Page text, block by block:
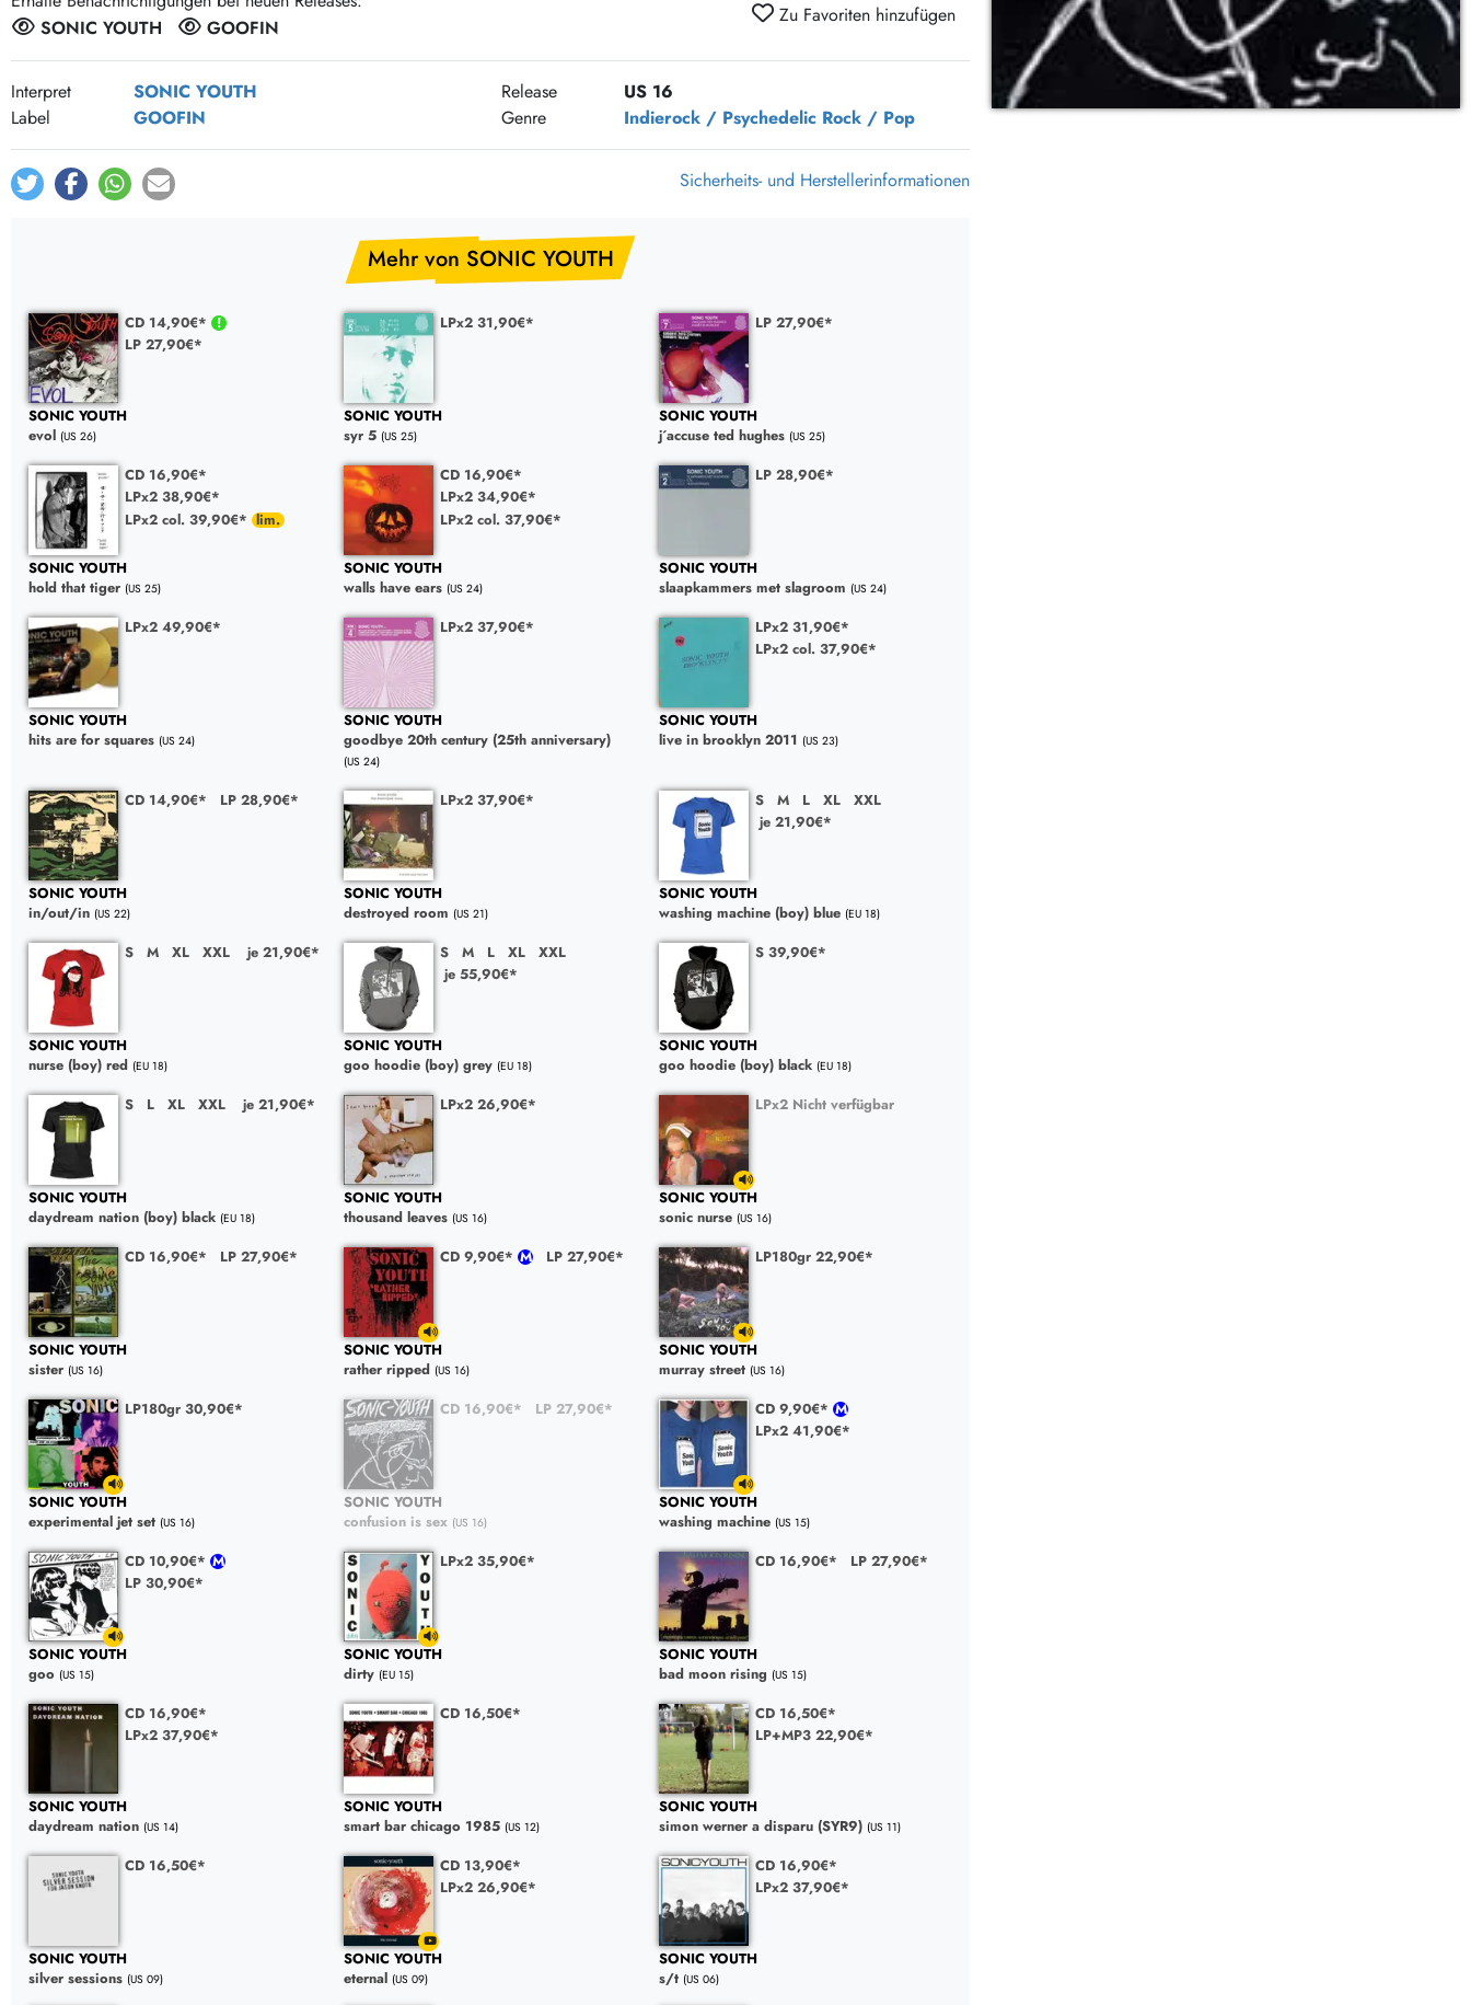
LP Hüllen, Zubehör
Post-Rock / Folk
Rock / Pop
375 Aktion Vinyl Q3 2026
RSD 2026
FLIGHT 13 REC. SALE
Epitaph Vinyl Günstiger
Unter Schafen-Vinyl günstig
SONIC YOUTH
GOOFIN
Zu Favoriten hinzufügen
Interpret SONIC YOUTH Release
US 16
Label
GOOFIN Genre Indierock / Psychedelic Rock / Pop
Sicherheits- und Herstellerinformationen
Mehr von SONIC YOUTH
CD 14,90€*
LP 27,90€*
SONIC YOUTH
evol (US 26)
LPx2 31,90€*
SONIC YOUTH
syr 5 (US 25)
LP 27,90€*
SONIC YOUTH
j´accuse ted hughes (US 25)
CD 16,90€*
LPx2 38,90€*
LPx2 col. 39,90€*
SONIC YOUTH
hold that tiger (US 25)
CD 16,90€*
LPx2 34,90€*
LPx2 col. 37,90€*
SONIC YOUTH
walls have ears (US 24)
LP 28,90€*
SONIC YOUTH
slaapkammers met slagroom (US 24)
LPx2 49,90€*
SONIC YOUTH
hits are for squares (US 24)
LPx2 37,90€*
SONIC YOUTH
goodbye 20th century (25th anniversary)
(US 24)
LPx2 31,90€*
LPx2 col. 37,90€*
SONIC YOUTH
live in brooklyn 2011 (US 23)
CD 14,90€* LP 28,90€*
SONIC YOUTH
in/out/in (US 22)
LPx2 37,90€*
SONIC YOUTH
destroyed room (US 21)
S M L XL
XXL
je 21,90€*
SONIC YOUTH
washing machine (boy) blue (EU 18)
S M XL XXL je 21,90€*
SONIC YOUTH
nurse (boy) red (EU 18)
S M L XL
XXL
je 55,90€*
SONIC YOUTH
goo hoodie (boy) grey (EU 18)
S 39,90€*
SONIC YOUTH
goo hoodie (boy) black (EU 18)
S L XL XXL je 21,90€*
SONIC YOUTH
daydream nation (boy) black (EU 18)
LPx2 26,90€*
SONIC YOUTH
thousand leaves (US 16)
LPx2 Nicht verfügbar
SONIC YOUTH
sonic nurse (US 16)
CD 16,90€* LP 27,90€*
SONIC YOUTH
sister (US 16)
CD 9,90€* LP 27,90€*
SONIC YOUTH
rather ripped (US 16)
LP180gr 22,90€*
SONIC YOUTH
murray street (US 16)
LP180gr 30,90€*
SONIC YOUTH
experimental jet set (US 16)
CD 16,90€* LP 27,90€*
SONIC YOUTH
confusion is sex (US 16)
CD 9,90€*
LPx2 41,90€*
SONIC YOUTH
washing machine (US 15)
CD 10,90€*
LP 30,90€*
SONIC YOUTH
goo (US 15)
LPx2 35,90€*
SONIC YOUTH
dirty (EU 15)
CD 16,90€* LP 27,90€*
SONIC YOUTH
bad moon rising (US 15)
CD 16,90€*
LPx2 37,90€*
SONIC YOUTH
daydream nation (US 14)
CD 16,50€*
SONIC YOUTH
smart bar chicago 1985 (US 12)
CD 16,50€*
LP+MP3 22,90€*
SONIC YOUTH
simon werner a disparu (SYR9) (US 11)
CD 16,50€*
SONIC YOUTH
silver sessions (US 09)
CD 13,90€*
LPx2 26,90€*
SONIC YOUTH
eternal (US 09)
CD 16,90€*
LPx2 37,90€*
SONIC YOUTH
s/t (US 06)